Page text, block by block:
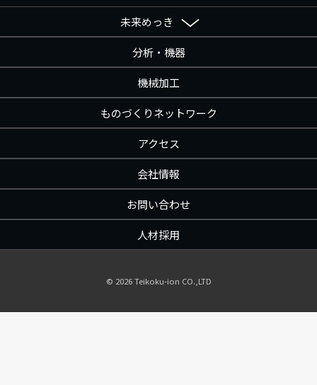
未来めっき
分析・機器
機械加工
ものづくりネットワーク
アクセス
会社情報
お問い合わせ
人材採用
©︎ 2026 Teikoku-ion CO.,LTD